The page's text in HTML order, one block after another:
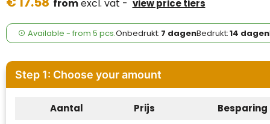
Fresh 'n Rebel
GolfOriginals
James Harvest
Kingcap
fromexcl. vat - view price tiers
Available - from 5 pcs.Onbedrukt: 7 dagenBedrukt:14 dagen
Step 1: Choose your amount
Aantal Prijs
Besparing